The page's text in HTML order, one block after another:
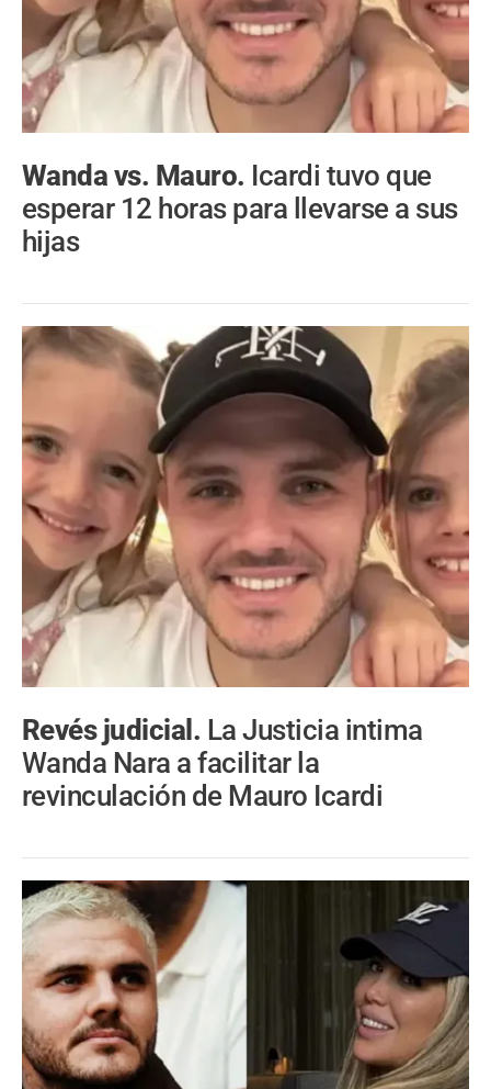
Wanda vs. Mauro. Icardi tuvo que
esperar 12 horas para llevarse a sus
hijas
Revés judicial. La Justicia intima
Wanda Nara a facilitar la
revinculación de Mauro Icardi